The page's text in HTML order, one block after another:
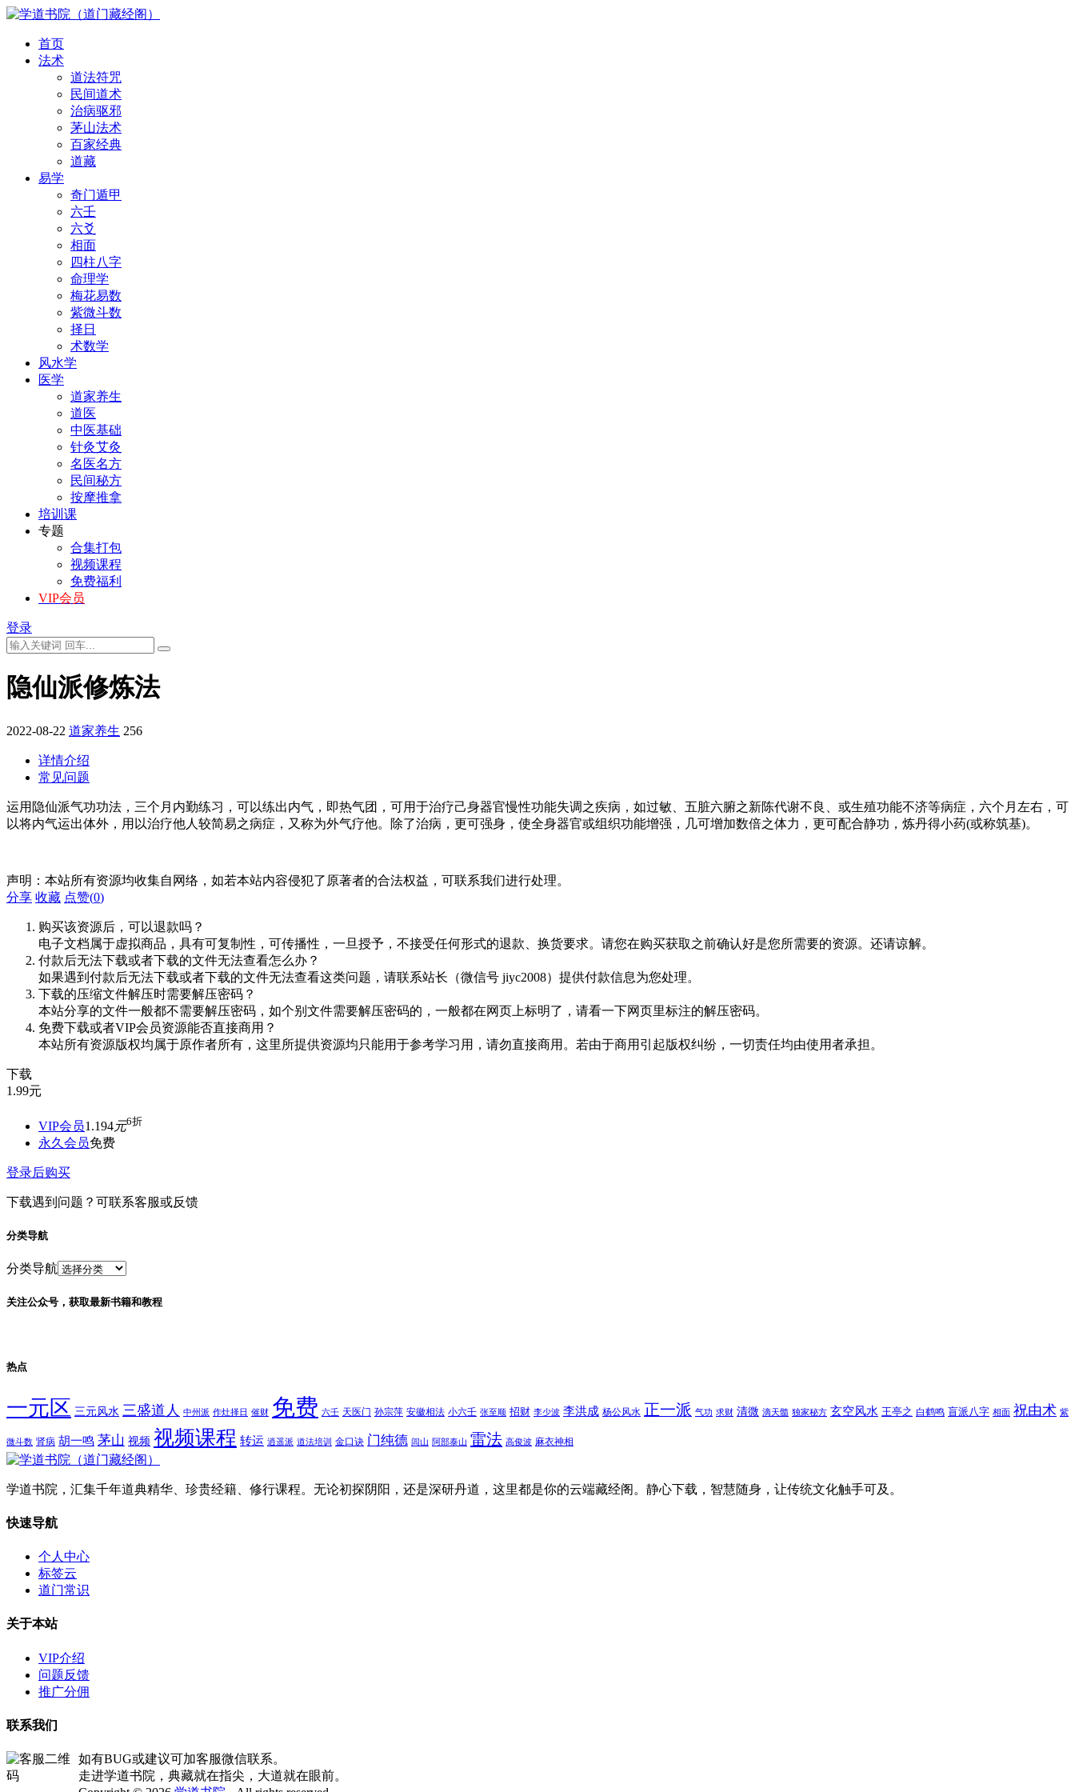
首页
法术
道法符咒
民间道术
治病驱邪
茅山法术
百家经典
道藏
易学
奇门遁甲
六壬
六爻
相面
四柱八字
命理学
梅花易数
紫微斗数
择日
术数学
风水学
医学
道家养生
道医
中医基础
针灸艾灸
名医名方
民间秘方
按摩推拿
培训课
专题
合集打包
视频课程
免费福利
VIP会员
登录
隐仙派修炼法
2022-08-22 道家养生 256
详情介绍
常见问题
运用隐仙派气功功法，三个月内勤练习，可以练出内气，即热气团，可用于治疗己身器官慢性功能失调之疾病，如过敏、五脏六腑之新陈代谢不良、或生殖功能不济等病症，六个月左右，可
以将内气运出体外，用以治疗他人较简易之病症，又称为外气疗他。除了治病，更可强身，使全身器官或组织功能增强，几可增加数倍之体力，更可配合静功，炼丹得小药(或称筑基)。
声明：本站所有资源均收集自网络，如若本站内容侵犯了原著者的合法权益，可联系我们进行处理。
分享 收藏 点赞(0)
购买该资源后，可以退款吗？
电子文档属于虚拟商品，具有可复制性，可传播性，一旦授予，不接受任何形式的退款、换货要求。请您在购买获取之前确认好是您所需要的资源。还请谅解。
付款后无法下载或者下载的文件无法查看怎么办？
如果遇到付款后无法下载或者下载的文件无法查看这类问题，请联系站长（微信号 jiyc2008）提供付款信息为您处理。
下载的压缩文件解压时需要解压密码？
本站分享的文件一般都不需要解压密码，如个别文件需要解压密码的，一般都在网页上标明了，请看一下网页里标注的解压密码。
免费下载或者VIP会员资源能否直接商用？
本站所有资源版权均属于原作者所有，这里所提供资源均只能用于参考学习用，请勿直接商用。若由于商用引起版权纠纷，一切责任均由使用者承担。
下载
1.99元
VIP会员1.194元6折
永久会员免费
登录后购买
下载遇到问题？可联系客服或反馈
分类导航
分类导航
关注公众号，获取最新书籍和教程
热点
一元区 三元风水 三盛道人 中州派 作灶择日 催财 免费 六壬 天医门 孙宗萍 安徽相法 小六壬 张至顺 招财 李少波 李洪成 杨公风水 正一派 气功 求财 清微 滴天髓 独家秘方 玄空风水 王亭之 白鹤鸣 盲派八字 相面 祝由术 紫
微斗数 肾病 胡一鸣 茅山 视频 视频课程 转运 逍遥派 道法培训 金口诀 门纯德 闾山 阿部泰山 雷法 高俊波 麻衣神相
学道书院，汇集千年道典精华、珍贵经籍、修行课程。无论初探阴阳，还是深研丹道，这里都是你的云端藏经阁。静心下载，智慧随身，让传统文化触手可及。
快速导航
个人中心
标签云
道门常识
关于本站
VIP介绍
问题反馈
推广分佣
联系我们
如有BUG或建议可加客服微信联系。
走进学道书院，典藏就在指尖，大道就在眼前。